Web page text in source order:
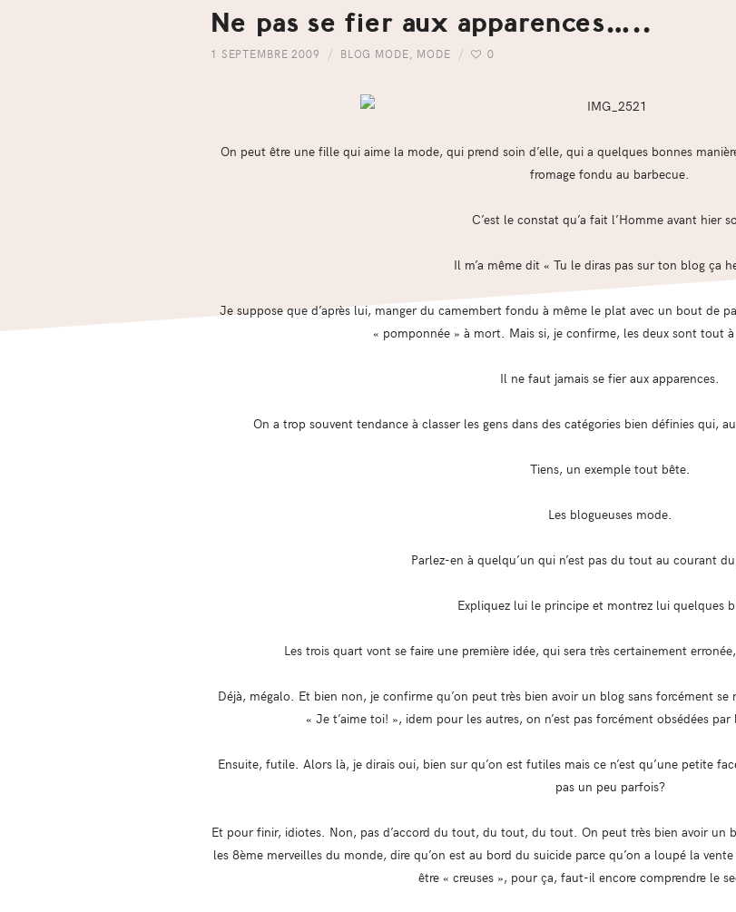
Ne pas se fier aux apparences…..
1 SEPTEMBRE 2009 BLOG MODE MODE 0
On peut être une fille qui aime la mode, qui prend soin d’elle, qui a quelques bonnes
fromage fondu au barbecue.
C’est le constat qu’a fait l’Homme avant hier
Il m’a même dit « Tu le diras pas sur ton blog ça
Je suppose que d’après lui, manger du camembert fondu à même le plat avec un bout de
« pomponnée » à mort. Mais si, je confirme, les deux sont tout
Il ne faut jamais se fier aux apparences.
On a trop souvent tendance à classer les gens dans des catégories bien définies qui,
Tiens, un exemple tout bête.
Les blogueuses mode.
Parlez-en à quelqu’un qui n’est pas du tout au courant
Expliquez lui le principe et montrez lui quelques
Les trois quart vont se faire une première idée, qui sera très certainement
Déjà, mégalo. Et bien non, je confirme qu’on peut très bien avoir un blog sans forcément
« Je t’aime toi! », idem pour les autres, on n’est pas forcément obsédées
Ensuite, futile. Alors là, je dirais oui, bien sur qu’on est futiles mais ce n’est qu’une petite
pas un peu parfois?
Et pour finir, idiotes. Non, pas d’accord du tout, du tout, du tout. On peut très bien avoir un
les 8ème merveilles du monde, dire qu’on est au bord du suicide parce qu’on a loupé la
être « creuses », pour ça, faut-il encore comprendre le